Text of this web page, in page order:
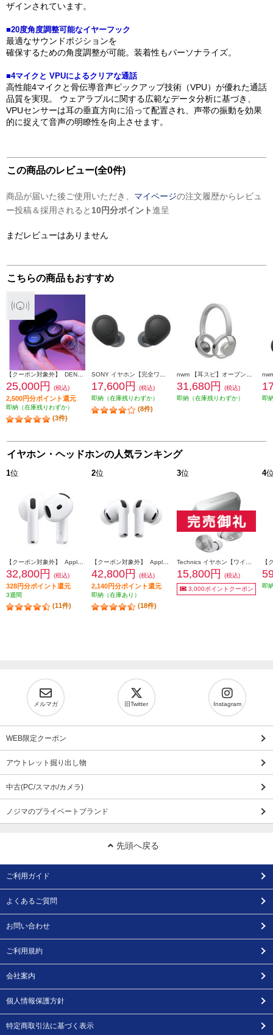
ザインされています。
■20度角度調整可能なイヤーフック
最適なサウンドポジションを
確保するための角度調整が可能。装着性もパーソナライズ。
■4マイクと VPUによるクリアな通話
高性能4マイクと骨伝導音声ピックアップ技術（VPU）が優れた通話
品質を実現。 ウェアラブルに関する広範なデータ分析に基づき、
VPUセンサーは耳の垂直方向に沿って配置され、声帯の振動を効果
的に捉えて音声の明瞭性を向上させます。
この商品のレビュー(全0件)
商品が届いた後ご使用いただき、 マイページの注文履歴からレビュ
ー投稿＆採用されると 10円分ポイント進呈
まだレビューはありません
こちらの商品もおすすめ
25,000円 (税込)
2,500円分ポイント還元
即納（在庫残りわずか）
(3件)
17,600円
(税込)
即納（在庫残りわずか）
(8件)
31,680円
(税込)
即納（在庫残りわずか）
即
イヤホン・ヘッドホンの人気ランキング
1位
32,800円 (税込)
328円分ポイント還元
3週間
(11件)
2位
42,800円 (税込)
2,140円分ポイント還元
即納（在庫あり）
(18件)
3位
15,800円
(税込)
3,000ポイントクーポン
4
即
メルマガ 旧Twitter Instagram
WEB限定クーポン
アウトレット掘り出し物
中古(PC/スマホ/カメラ)
ノジマのプライベートブランド
先頭へ戻る
ご利用ガイド
よくあるご質問
お問い合わせ
ご利用規約
会社案内
個人情報保護方針
特定商取引法に基づく表示